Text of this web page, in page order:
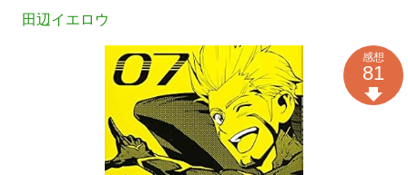
田辺イエロウ
感想
81